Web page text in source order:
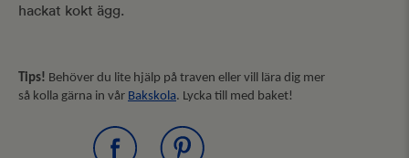
hackat kokt ägg.
Tips! Behöver du lite hjälp på traven eller vill lära dig mer
så kolla gärna in vår Bakskola. Lycka till med baket!